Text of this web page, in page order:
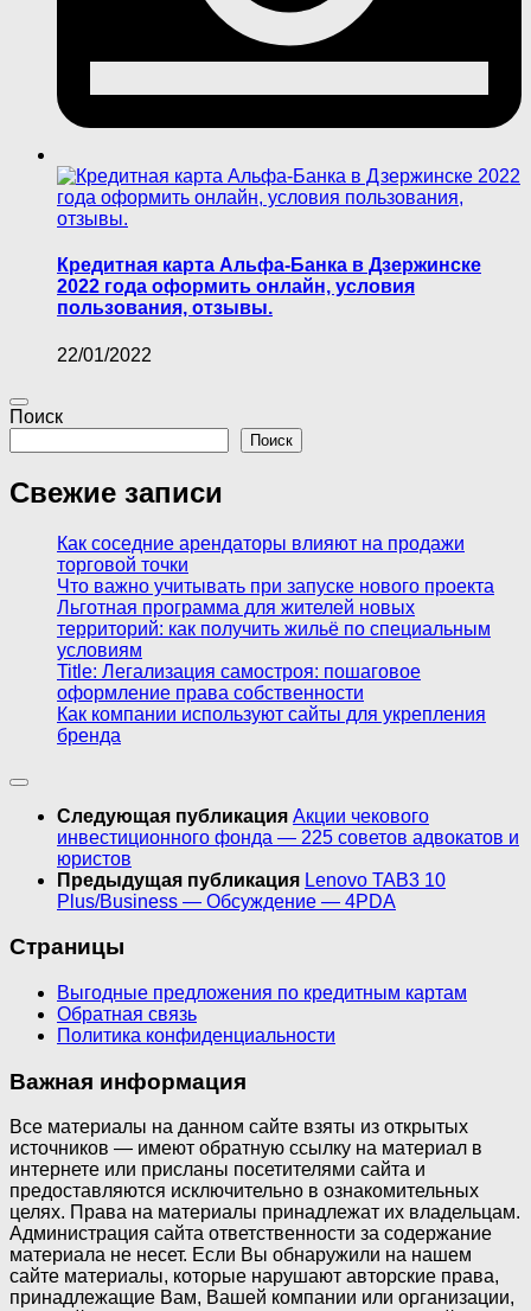
Кредитная карта Альфа-Банка в Дзержинске
2022 года оформить онлайн, условия
пользования, отзывы.
22/01/2022
Поиск
Поиск
Свежие записи
Как соседние арендаторы влияют на продажи
торговой точки
Что важно учитывать при запуске нового проекта
Льготная программа для жителей новых
территорий: как получить жильё по специальным
условиям
Title: Легализация самостроя: пошаговое
оформление права собственности
Как компании используют сайты для укрепления
бренда
Следующая публикация Акции чекового
инвестиционного фонда — 225 советов адвокатов и
юристов
Предыдущая публикация Lenovo TAB3 10
Plus/Business — Обсуждение — 4PDA
Страницы
Выгодные предложения по кредитным картам
Обратная связь
Политика конфиденциальности
Важная информация
Все материалы на данном сайте взяты из открытых
источников — имеют обратную ссылку на материал в
интернете или присланы посетителями сайта и
предоставляются исключительно в ознакомительных
целях. Права на материалы принадлежат их владельцам.
Администрация сайта ответственности за содержание
материала не несет. Если Вы обнаружили на нашем
сайте материалы, которые нарушают авторские права,
принадлежащие Вам, Вашей компании или организации,